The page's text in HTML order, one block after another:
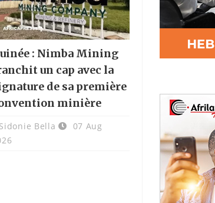
: Nimba Mining
un cap avec la
de sa première
minière
Bella
07 Aug